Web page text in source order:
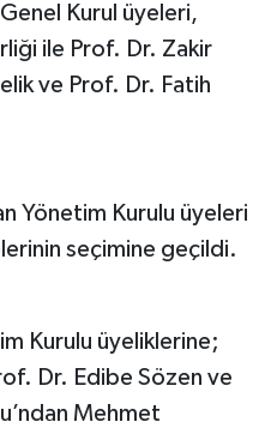
Kurul üyeleri,
ile Prof. Dr. Zakir
ve Prof. Dr. Fatih
Yönetim Kurulu üyeleri
seçimine geçildi.
Kurulu üyeliklerine;
Dr. Edibe Sözen ve
Mehmet